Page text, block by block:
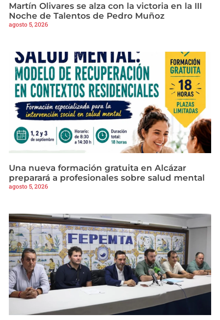
Martín Olivares se alza con la victoria en la III
Noche de Talentos de Pedro Muñoz
agosto 5, 2026
Una nueva formación gratuita en Alcázar
preparará a profesionales sobre salud mental
agosto 5, 2026